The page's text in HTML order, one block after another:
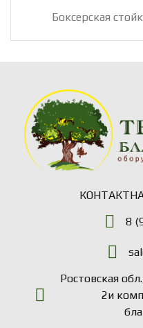
Боксерская
8
Ростовская
2и